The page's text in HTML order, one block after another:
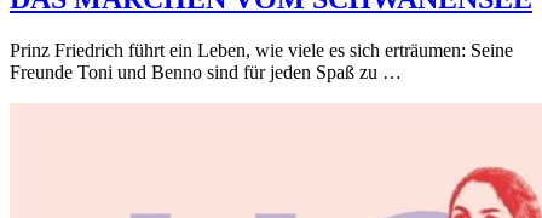
Prinz Friedrich führt ein Leben, wie viele es sich erträumen: Seine
Freunde Toni und Benno sind für jeden Spaß zu …